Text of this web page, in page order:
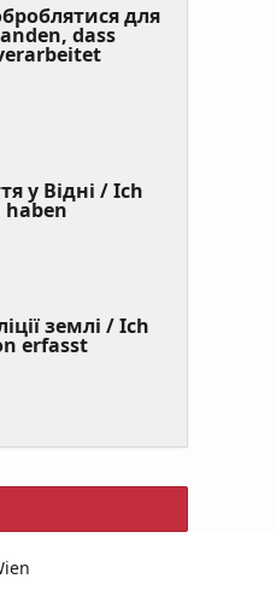
для
dass
у Відні / Ich
(Value
землі / Ich
erfasst